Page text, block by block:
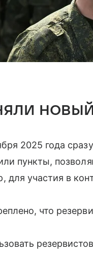
2025 года
пункты,
участия в
что